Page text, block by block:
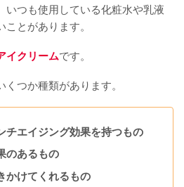
いつも使用している化粧水や乳液
とがあります。
イクリームです。
つか種類があります。
チエイジング効果を持つもの
のあるもの
かけてくれるもの